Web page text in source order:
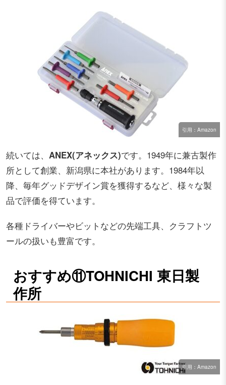
引用：Amazon
続いては、 ANEX(アネックス)です。1949年に兼古製作
所として創業、新潟県に本社があります。1984年以
降、毎年グッドデザイン賞を獲得するなど、様々な製
品で評価を得ています。
各種ドライバーやビットなどの先端工具、クラフトツ
ールの扱いも豊富です。
おすすめ⑪TOHNICHI 東日製
作所
引用：Amazon